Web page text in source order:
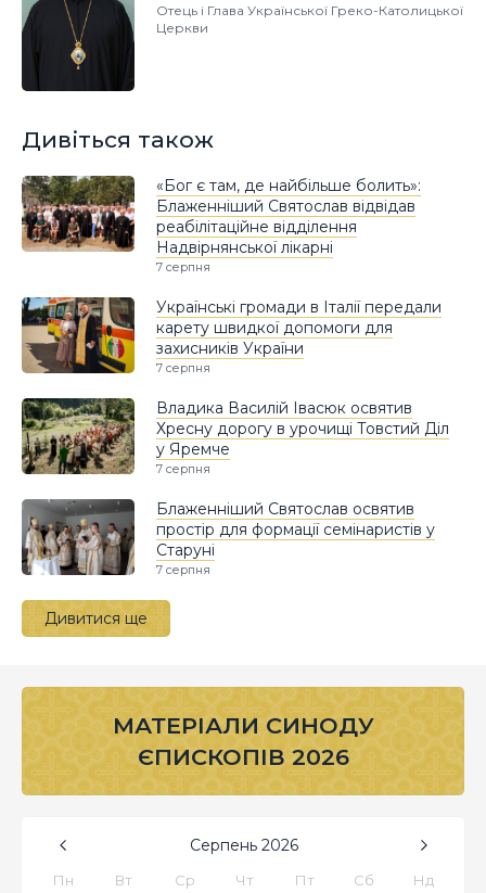
Отець і Глава Української Греко-Католицької
Церкви
Дивіться також
«Бог є там, де найбільше болить»:
Блаженніший Святослав відвідав
реабілітаційне відділення
Надвірнянської лікарні
7 серпня
Українські громади в Італії передали
карету швидкої допомоги для
захисників України
7 серпня
Владика Василій Івасюк освятив
Хресну дорогу в урочищі Товстий Діл
у Яремче
7 серпня
Блаженніший Святослав освятив
простір для формації семінаристів у
Старуні
7 серпня
Дивитися ще
МАТЕРІАЛИ СИНОДУ
ЄПИСКОПІВ 2026
Серпень 2026
Пн Вт Ср Чт Пт Сб Нд